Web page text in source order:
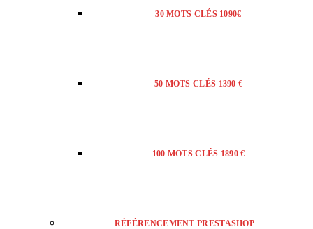
30 MOTS CLÉS 1090€
50 MOTS CLÉS 1390 €
100 MOTS CLÉS 1890 €
RÉFÉRENCEMENT PRESTASHOP